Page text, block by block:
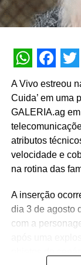
rotina,
Urban convida
em nova
A Urban, marca
A Vivo estreou
Cuida’ em uma
GALERIA.ag
atributos
velocidade e
na rotina das
A inserção
dia 3 de agosto
com a